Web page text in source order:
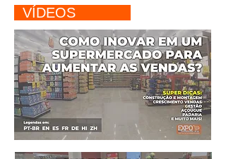
VÍDEOS